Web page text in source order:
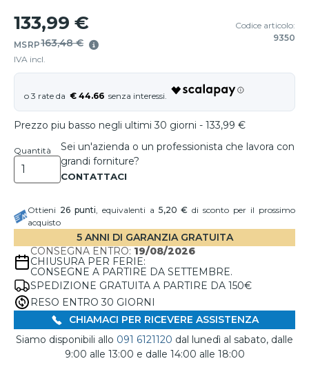
133,99 €
MSRP163,48 €
IVA incl.
Codice articolo:
9350
€ 44.66
Prezzo piu basso negli ultimi 30 giorni - 133,99 €
Quantità
Sei un'azienda o un professionista che lavora con
grandi forniture?
Ottieni 26punti, equivalenti a 5,20 € di sconto per il prossimo
acquisto
5 ANNI DI GARANZIA GRATUITA
CONSEGNA ENTRO: 19/08/2026
CHIUSURA PER FERIE:
CONSEGNE A PARTIRE DA SETTEMBRE.
SPEDIZIONE GRATUITA A PARTIRE DA 150€
RESO ENTRO 30 GIORNI
CHIAMACI PER RICEVERE ASSISTENZA
Siamo disponibili allo 091 6121120 dal lunedì al sabato, dalle
9:00 alle 13:00 e dalle 14:00 alle 18:00